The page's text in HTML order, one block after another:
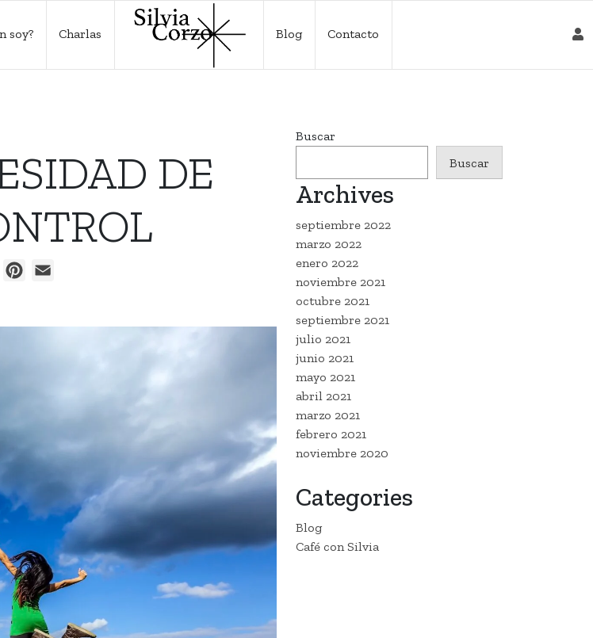
soy? Charlas Blog Contacto
DE
TwitterPinterest
Buscar
Buscar
Archives
septiembre 2022
marzo 2022
enero 2022
noviembre 2021
octubre 2021
septiembre 2021
julio 2021
junio 2021
mayo 2021
abril 2021
marzo 2021
febrero 2021
noviembre 2020
Categories
Blog
Café con Silvia